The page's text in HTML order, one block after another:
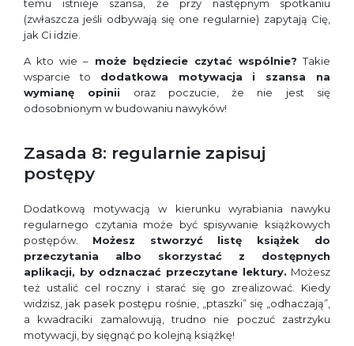
temu istnieje szansa, że przy następnym spotkaniu
(zwłaszcza jeśli odbywają się one regularnie) zapytają Cię,
jak Ci idzie.
A kto wie – może będziecie czytać wspólnie? Takie
wsparcie to dodatkowa motywacja i szansa na
wymianę opinii oraz poczucie, że nie jest się
odosobnionym w budowaniu nawyków!
Zasada 8: regularnie zapisuj
postępy
Dodatkową motywacją w kierunku wyrabiania nawyku
regularnego czytania może być spisywanie książkowych
postępów. Możesz stworzyć listę książek do
przeczytania albo skorzystać z dostępnych
aplikacji, by odznaczać przeczytane lektury. Możesz
też ustalić cel roczny i starać się go zrealizować. Kiedy
widzisz, jak pasek postępu rośnie, „ptaszki” się „odhaczają”,
a kwadraciki zamalowują, trudno nie poczuć zastrzyku
motywacji, by sięgnąć po kolejną książkę!